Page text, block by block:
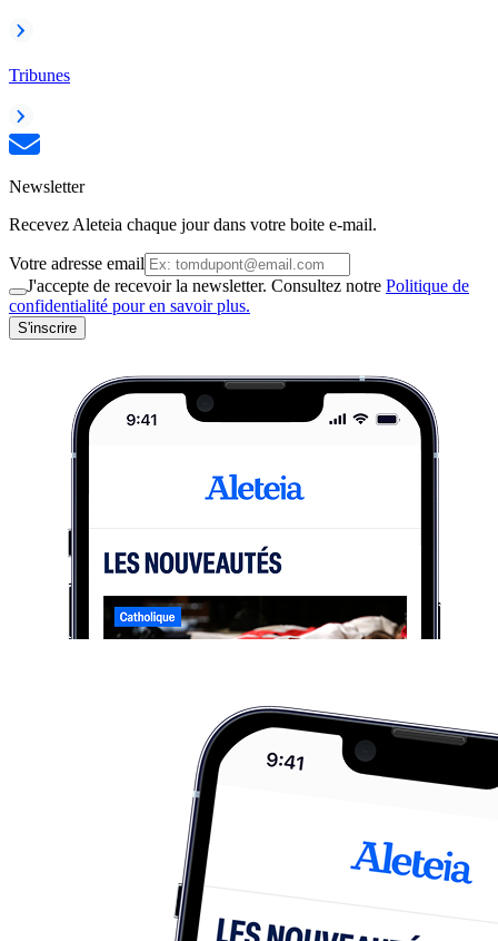
Tribunes
Newsletter
Recevez Aleteia chaque jour dans votre boite e-mail.
Votre adresse email
J'accepte de recevoir la newsletter. Consultez notre Politique de
confidentialité pour en savoir plus.
S'inscrire